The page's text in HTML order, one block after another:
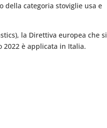
della categoria stoviglie usa e
la Direttiva europea che si
è applicata in Italia.